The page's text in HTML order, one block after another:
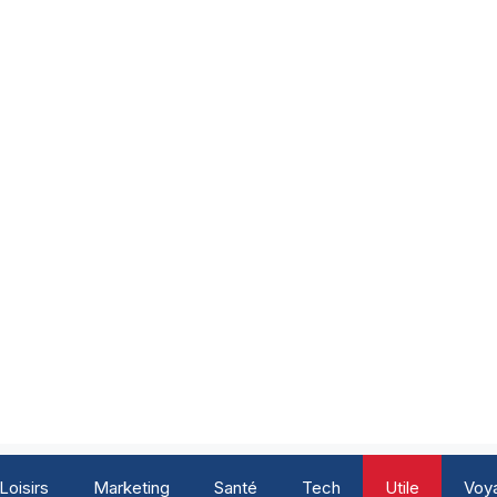
Loisirs Marketing Santé Tech Utile